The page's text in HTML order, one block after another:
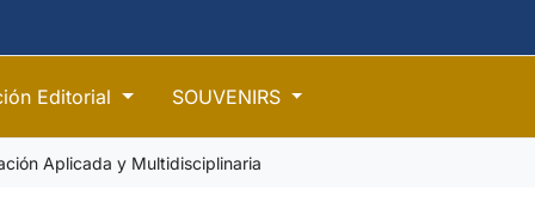
Editorial SOUVENIRS
Aplicada y Multidisciplinaria